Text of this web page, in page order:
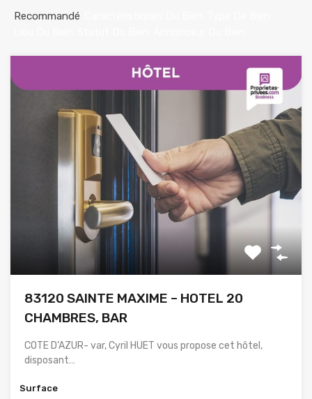
Recommandé
83120 SAINTE MAXIME – HOTEL 20
CHAMBRES, BAR
COTE D’AZUR- var, Cyril HUET vous propose cet hôtel,
disposant…
Surface